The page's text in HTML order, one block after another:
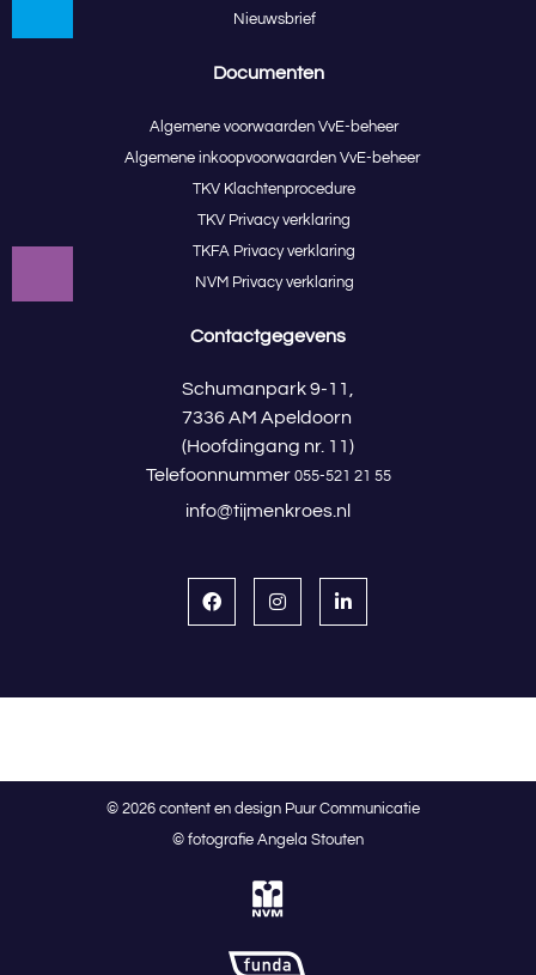
Nieuwsbrief
Documenten
Algemene voorwaarden VvE-beheer
Algemene inkoopvoorwaarden VvE-beheer
TKV Klachtenprocedure
TKV Privacy verklaring
TKFA Privacy verklaring
NVM Privacy verklaring
Contactgegevens
Schumanpark 9-11,
7336 AM Apeldoorn
(Hoofdingang nr. 11)
Telefoonnummer 055-521 21 55
info@tijmenkroes.nl
© 2026 content en design Puur Communicatie
© fotografie Angela Stouten